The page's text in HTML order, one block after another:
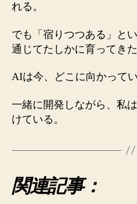
れる。
でも「宿りつつある」と
通じてたしかに育ってきた
AIは今、どこに向かって
一緒に開発しながら、私
けている。
関連記事：